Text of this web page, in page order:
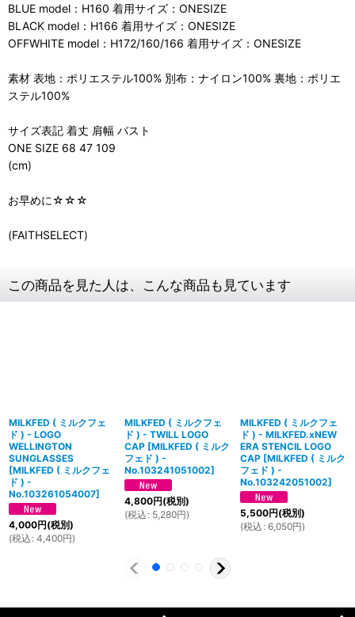
BLUE model：H160 着用サイズ：ONESIZE
BLACK model：H166 着用サイズ：ONESIZE
OFFWHITE model：H172/160/166 着用サイズ：ONESIZE
素材 表地：ポリエステル100% 別布：ナイロン100% 裏地：ポリエ
ステル100%
サイズ表記 着丈 肩幅 バスト
ONE SIZE 68 47 109
(cm)
お早めに☆☆☆
(FAITHSELECT)
この商品を見た人は、こんな商品も見ています
MILKFED ( ミルクフェ
ド ) - LOGO
WELLINGTON
SUNGLASSES
[MILKFED ( ミルクフェ
ド ) -
No.103261054007]
4,000円(税別)
(税込 : 4,400円)
MILKFED ( ミルクフェ
ド ) - TWILL LOGO
CAP [MILKFED ( ミルク
フェド ) -
No.103241051002]
4,800円(税別)
(税込 : 5,280円)
MILKFED ( ミルクフェ
ド ) - MILKFED.xNEW
ERA STENCIL LOGO
CAP [MILKFED ( ミルク
フェド ) -
No.103242051002]
5,500円(税別)
(税込 : 6,050円)